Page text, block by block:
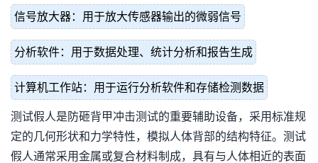
信号放大器：用于放大传感器输出的微弱信号
分析软件：用于数据处理、统计分析和报告生成
计算机工作站：用于运行分析软件和存储检测数据
测试假人是防砸背甲冲击测试的重要辅助设备，采用标准规
定的几何形状和力学特性，模拟人体背部的结构特征。测试
假人通常采用金属或复合材料制成，具有与人体相近的表面